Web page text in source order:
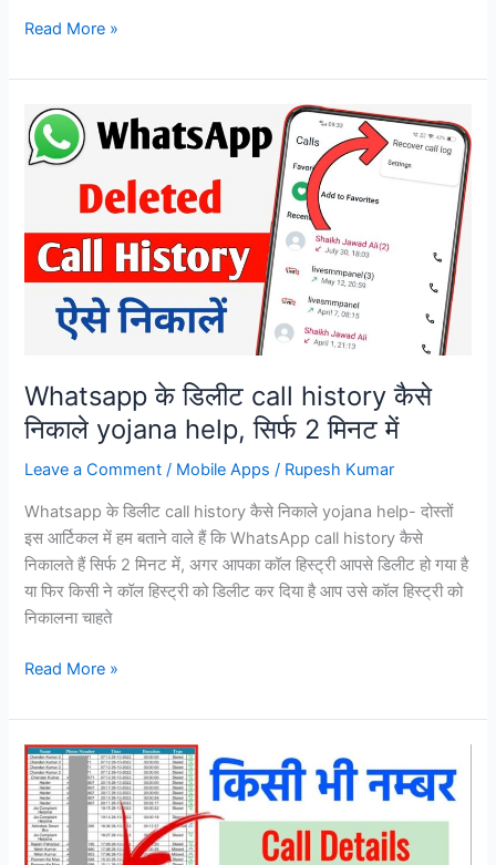
किसी
नंबर
call
details
call
details
yojana
Read More »
Whatsapp के डिलीट call history कैसे
निकाले yojana help, सिर्फ 2 मिनट में
Leave a Comment / Mobile Apps / Rupesh Kumar
Whatsapp के डिलीट call history कैसे निकाले yojana help- दोस्तों
इस आर्टिकल में हम बताने वाले हैं कि WhatsApp call history कैसे
निकालते हैं सिर्फ 2 मिनट में, अगर आपका कॉल हिस्ट्री आपसे डिलीट हो गया है
या फिर किसी ने कॉल हिस्ट्री को डिलीट कर दिया है आप उसे कॉल हिस्ट्री को
निकालना चाहते
Whatsapp
डिलीट
call
history
कैसे
निकाले
yojana
Read More »